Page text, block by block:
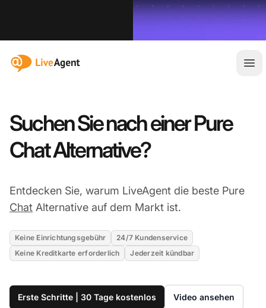
:site.title
Suchen Sie nach einer Pure
Chat Alternative?
Entdecken Sie, warum LiveAgent die beste Pure
Chat Alternative auf dem Markt ist.
Keine Einrichtungsgebühr
24/7 Kundenservice
Keine Kreditkarte erforderlich
Jederzeit kündbar
Erste Schritte | 30 Tage kostenlos Video ansehen